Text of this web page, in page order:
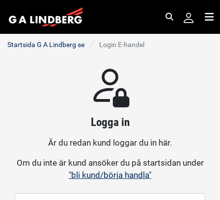
Startsida G A Lindberg se Login E-handel
Logga in
Är du redan kund loggar du in här.
Om du inte är kund ansöker du på startsidan under
"bli kund/börja handla"